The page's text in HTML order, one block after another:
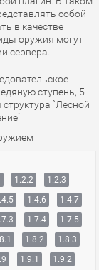
собой
в качестве
оружия могут
сервера.
ступень, 5
`Лесной
1.2.2
1.2.3
1.4.6
1.4.7
1.7.4
1.7.5
1.8.2
1.8.3
1.9.1
1.9.2